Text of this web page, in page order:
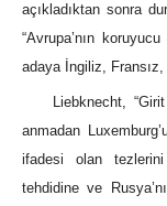
açıkladıktan sonra
“Avrupa’nın
adaya İngiliz,
Liebknecht,
anmadan
ifadesi olan
tehdidine ve